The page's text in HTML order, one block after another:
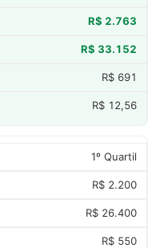
R$ 2.763
R$ 33.152
R$ 691
R$ 12,56
1º Quartil
R$ 2.200
R$ 26.400
R$ 550